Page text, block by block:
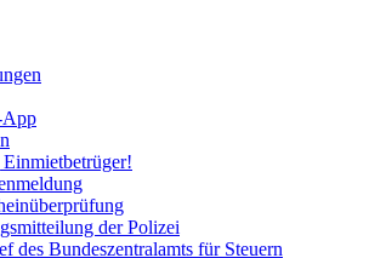
der Polizei
des Bundeszentralamts für Steuern